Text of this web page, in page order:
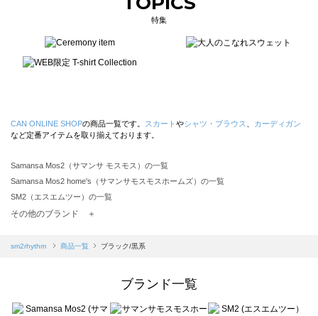
特集
CAN ONLINE SHOPの商品一覧です。 スカート やシャツ・ブラウス
カーディガン
など定番アイテムを取り揃えております。
Samansa Mos2（サマンサ モスモス）の一覧
Samansa Mos2 home's（サマンサモスモスホームズ）の一覧
SM2（エスエムツー）の一覧
TSUHARU by Samansa Mos2（ツハルバイサマンサモスモス）の一覧
Samansa Mos2 blue（サマンサモスモス ブルー）の一覧
Te chichi（テチチ）の一覧
その他のブランド ＋
sm2rhythm 商品一覧 ブラック/黒系
ブランド一覧